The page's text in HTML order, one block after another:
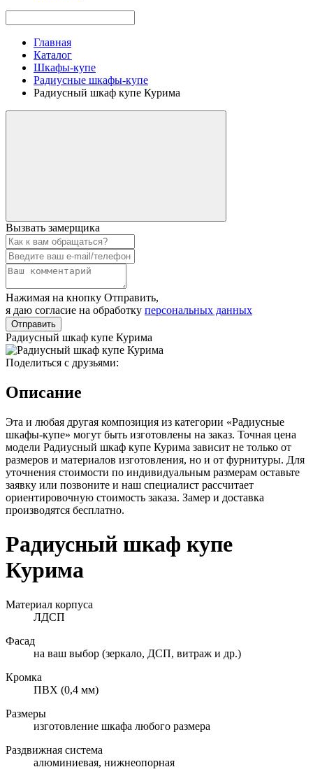
Главная
Каталог
Шкафы-купе
Радиусные шкафы-купе
Радиусный шкаф купе Курима
Вызвать замерщика
Нажимая на кнопку Отправить,
я даю согласие на обработку персональных данных
Отправить
Радиусный шкаф купе Курима
Поделиться с друзьями:
Описание
Эта и любая другая композиция из категории «Радиусные
шкафы-купе» могут быть изготовлены на заказ. Точная цена
модели Радиусный шкаф купе Курима зависит не только от
размеров и материалов изготовления, но и от фурнитуры. Для
уточнения стоимости по индивидуальным размерам оставьте
заявку или позвоните и наш специалист рассчитает
ориентировочную стоимость заказа. Замер и доставка
производятся бесплатно.
Радиусный шкаф купе
Курима
Материал корпуса
ЛДСП
Фасад
на ваш выбор (зеркало, ДСП, витраж и др.)
Кромка
ПВХ (0,4 мм)
Размеры
изготовление шкафа любого размера
Раздвижная система
алюминиевая, нижнеопорная